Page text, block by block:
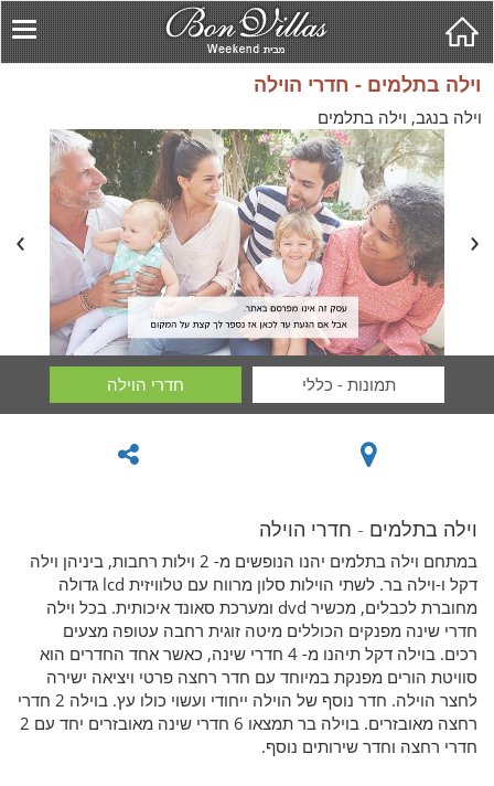
וילה בתלמים - חדרי הוילה
וילה בנגב, וילה בתלמים
תמונות - כללי חדרי הוילה
וילה בתלמים - חדרי הוילה
במתחם וילה בתלמים יהנו הנופשים מ- 2 וילות רחבות, ביניהן וילה
דקל ו-וילה בר. לשתי הוילות סלון מרווח עם טלוויזית lcd גדולה
מחוברת לכבלים, מכשיר dvd ומערכת סאונד איכותית. בכל וילה
חדרי שינה מפנקים הכוללים מיטה זוגית רחבה עטופה מצעים
רכים.
בוילה דקל תיהנו מ- 4 חדרי שינה, כאשר אחד החדרים הוא
סוויטת הורים מפנקת במיוחד עם חדר רחצה פרטי ויציאה ישירה
לחצר הוילה. חדר נוסף של הוילה ייחודי ועשוי כולו עץ. בוילה 2 חדרי
רחצה מאובזרים.
בוילה בר תמצאו 6 חדרי שינה מאובזרים יחד עם 2
חדרי רחצה וחדר שירותים נוסף.